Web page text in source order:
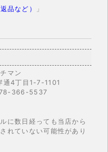
品など）
」
マン
4丁目1-7-1101
366-5537
に数日経っても当店から
れていない可能性があり